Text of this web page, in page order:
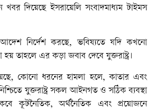
দিয়েছে ইসরায়েলি সংবাদমাধ্যম টাইমস
আদেশ নির্দেশ করছে, ভবিষ্যতে যদি কখনো
তাহলে এর কড়া জবাব দেবে যুক্তরাষ্ট্র।
কোনো ধরনের হামলা হলে, কাতার এবং
নিশ্চিতে যুক্তরাষ্ট্র সকল আইনগত ও সঠিক ব্যবস্থা
কূটনৈতিক, অর্থনৈতিক এবং প্রয়োজনে